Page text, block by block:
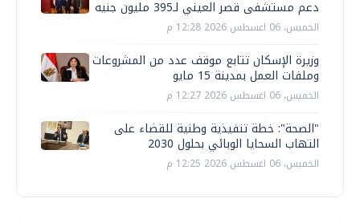
دعم مستشفى قصر العيني لـ395 مليون جنيه
الخميس، 06 اغسطس 2026 12:28 م
وزيرة الإسكان تتابع موقف عدد من المشروعات
وملفات العمل بمدينة 15 مايو
الخميس، 06 اغسطس 2026 12:27 م
"الصحة": خطة تنفيذية وطنية للقضاء على
التهاب السحايا الوبائي بحلول 2030
الخميس، 06 اغسطس 2026 12:25 م